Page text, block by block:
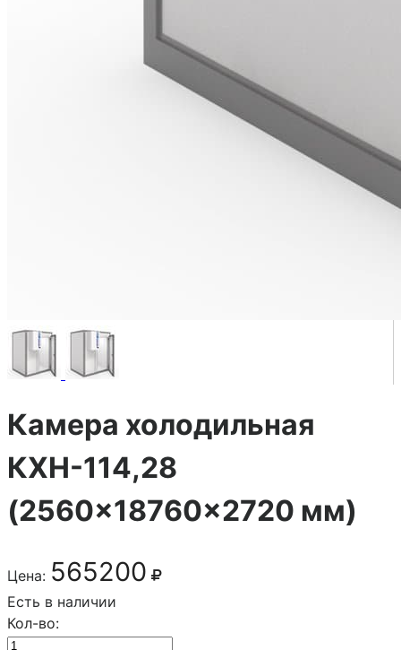
Камера холодильная
КХН-114,28
(2560×18760×2720 мм)
Цена: 565200
Есть в наличии
Кол-во: